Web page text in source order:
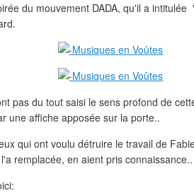
du mouvement DADA, qu'il a intitulée
pas du tout saisi le sens profond de
une affiche apposée sur la porte..
qui ont voulu détruire le travail de
remplacée, en aient pris connaissance..